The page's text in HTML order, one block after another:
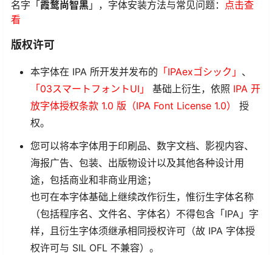
名字「霞鹜尚智黑 」，字体安装方法与常见问题： 点击查
看
版权许可
本字体在 IPA 所开发并发布的 「IPAexゴシック」 、
「03スマートフォントUI」
基础上衍生，依照 IPA 开
放字体授权条款 1.0 版（IPA Font License 1.0）
授
权。
您可以将本字体用于印刷品、数字文档、影视内容、
海报广告、包装、出版物设计以及其他各种设计用
途，包括商业和非商业用途；
也可在本字体基础上继续改作衍生，惟衍生字体名称
（包括程序名、文件名、字体名）不得包含「IPA」字
样，且衍生字体须继承相同授权许可（故 IPA 字体授
权许可与 SIL OFL 不兼容）。